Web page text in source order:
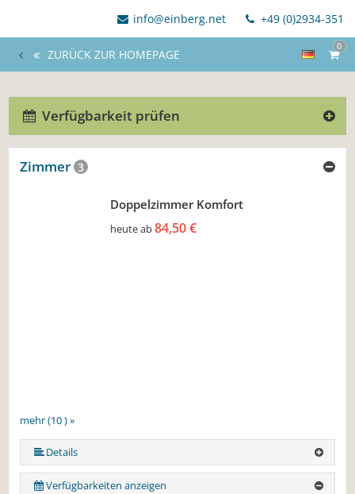
info@einberg.net +49 (0)2934-351
0
ZURÜCK ZUR HOMEPAGE
Verfügbarkeit prüfen
Zimmer 3
mehr (10 ) »
mehr (10 ) »
mehr (10 ) »
mehr (10 ) »
mehr (10 ) »
mehr (10 ) »
mehr (10 ) »
Doppelzimmer Komfort
heute ab84,50 €
Details
Verfügbarkeiten anzeigen